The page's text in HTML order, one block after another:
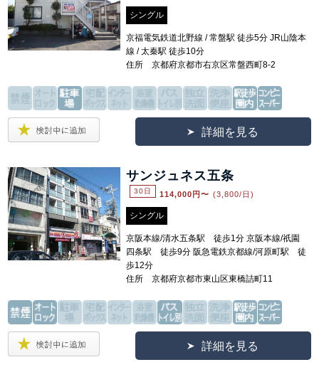
シングル
京福電気鉄道北野線 / 常盤駅 徒歩5分 JR山陰本
線 / 太秦駅 徒歩10分
住所 京都府京都市右京区常盤西町8-2
詳細を見る
サンジュネス五条
30日 114,000 円〜 (3,800/日)
シングル
京阪本線/清水五条駅 徒歩1分 京阪本線/祇園
四条駅 徒歩9分 阪急電鉄京都線/河原町駅 徒
歩12分
住所 京都府京都市東山区東橋詰町11
詳細を見る